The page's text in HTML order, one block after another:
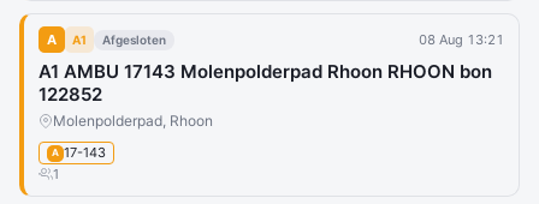
A A1 Afgesloten 08 Aug 13:21
A1 AMBU 17143 Molenpolderpad Rhoon RHOON bon
122852
Molenpolderpad, Rhoon
A 17-143
1